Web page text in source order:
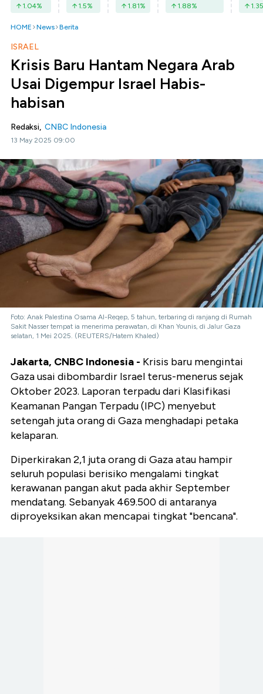
1.04% 1.5% 1.81% 1.88% 1.35
HOME News Berita
ISRAEL
Krisis Baru Hantam Negara Arab
Usai Digempur Israel Habis-
habisan
Redaksi, CNBC Indonesia
13 May 2025 09:00
Foto: Anak Palestina Osama Al-Reqep, 5 tahun, terbaring di ranjang di Rumah
Sakit Nasser tempat ia menerima perawatan, di Khan Younis, di Jalur Gaza
selatan, 1 Mei 2025. (REUTERS/Hatem Khaled)
Jakarta, CNBC Indonesia - Krisis baru mengintai
Gaza usai dibombardir Israel terus-menerus sejak
Oktober 2023. Laporan terpadu dari Klasifikasi
Keamanan Pangan Terpadu (IPC) menyebut
setengah juta orang di Gaza menghadapi petaka
kelaparan.
Diperkirakan 2,1 juta orang di Gaza atau hampir
seluruh populasi berisiko mengalami tingkat
kerawanan pangan akut pada akhir September
mendatang. Sebanyak 469.500 di antaranya
diproyeksikan akan mencapai tingkat "bencana".